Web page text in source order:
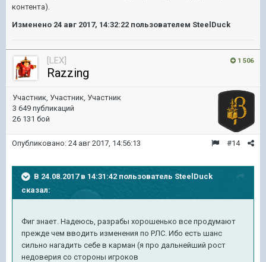
контента).
Изменено 24 авг 2017, 14:32:22 пользователем SteelDuck
1 506
[LEX]
Razzing
Участник, Участник, Участник
3 649 публикаций
26 131 бой
#14
Опубликовано: 24 авг 2017, 14:56:13
В 24.08.2017 в 14:31:42 пользователь SteelDuck
сказал:
Фиг знает. Надеюсь, разрабы хорошенько все продумают
прежде чем вводить изменения по РЛС. Ибо есть шанс
сильно нагадить себе в карман (я про дальнейший рост
недоверия со стороны игроков